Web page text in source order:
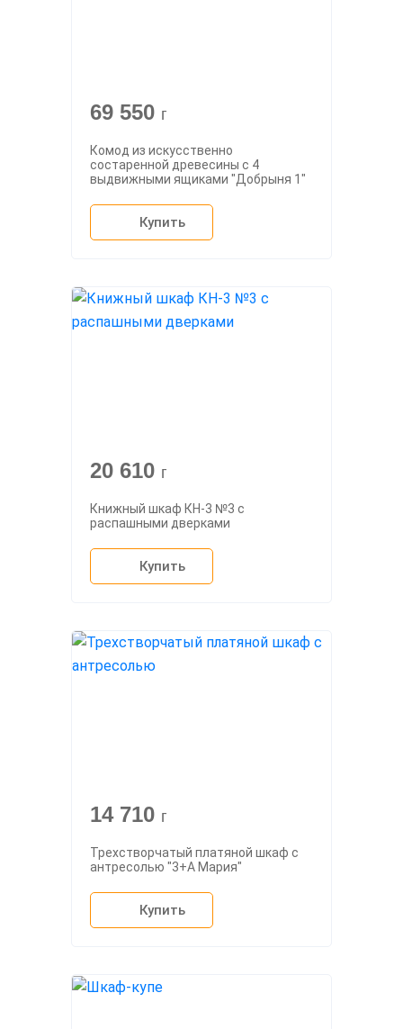
69 550 г
Комод из искусственно
состаренной древесины с 4
выдвижными ящиками "Добрыня 1"
Купить
20 610 г
Книжный шкаф КН-3 №3 с
распашными дверками
Купить
14 710 г
Трехстворчатый платяной шкаф с
антресолью "3+А Мария"
Купить